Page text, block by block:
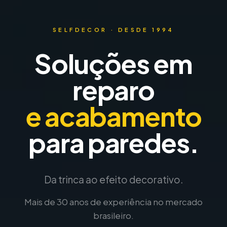
SELFDECOR · DESDE 1994
Soluções em
reparo
e acabamento
para paredes.
Da trinca ao efeito decorativo.
Mais de 30 anos de experiência no mercado
brasileiro.